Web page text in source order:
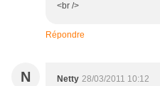
<br />
Répondre
N Netty 28/03/2011 10:12